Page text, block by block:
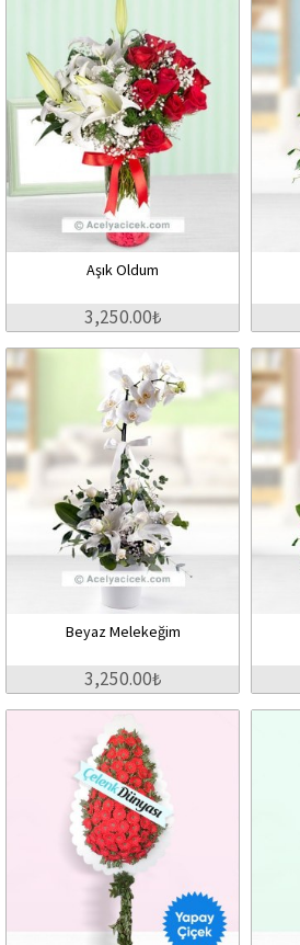
Aşık Oldum
3,250.00₺
Beyaz Melekeğim
3,250.00₺